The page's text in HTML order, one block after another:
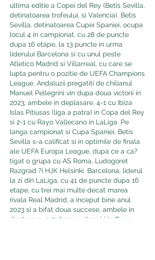
ultima editie a Copei del Rey (Betis Sevilla,
detinatoarea trofeului, si Valencia). Betis
Sevilla, detinatoarea Cupei Spaniei, ocupa
locul 4 in campionat, cu 28 de puncte
dupa 16 etape, la 13 puncte in urma
liderului Barcelona si cu unul peste
Atletico Madrid si Villarreal, cu care se
lupta pentru o pozitie de UEFA Champions
League. Andaluzii pregatiti de chilianul
Manuel Pellegrini vin dupa doua victorii in
2023, ambele in deplasare, 4-1 cu Ibiza
Islas Pitiusas (liga a patra) in Copa del Rey
si 2-1 cu Rayo Vallecano in LaLiga. Pe
langa campionat si Cupa Spaniei, Betis
Sevilla s-a calificat si in optimile de finala
ale UEFA Europa League, dupa ce a ca?
tigat o grupa cu AS Roma, Ludogoret
Razgrad ?i HJK Helsinki. Barcelona, liderul
la zi din LaLiga, cu 41 de puncte dupa 16
etape, cu trei mai multe decat marea
rivala Real Madrid, a inceput bine anul
2023 si a bifat doua succese, ambele in
deplasare, 4-3 dupa prelungiri in Cupa